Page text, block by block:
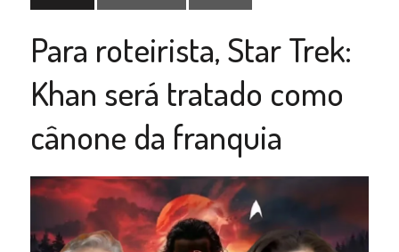
Para roteirista, Star Trek:
Khan será tratado como
cânone da franquia